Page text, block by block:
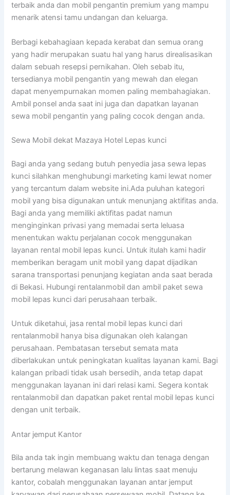
terbaik anda dan mobil pengantin premium yang mampu
menarik atensi tamu undangan dan keluarga.
Berbagi kebahagiaan kepada kerabat dan semua orang
yang hadir merupakan suatu hal yang harus direalisasikan
dalam sebuah resepsi pernikahan. Oleh sebab itu,
tersedianya mobil pengantin yang mewah dan elegan
dapat menyempurnakan momen paling membahagiakan.
Ambil ponsel anda saat ini juga dan dapatkan layanan
sewa mobil pengantin yang paling cocok dengan anda.
Sewa Mobil dekat Mazaya Hotel Lepas kunci
Bagi anda yang sedang butuh penyedia jasa sewa lepas
kunci silahkan menghubungi marketing kami lewat nomer
yang tercantum dalam website ini.Ada puluhan kategori
mobil yang bisa digunakan untuk menunjang aktifitas anda.
Bagi anda yang memiliki aktifitas padat namun
menginginkan privasi yang memadai serta leluasa
menentukan waktu perjalanan cocok menggunakan
layanan rental mobil lepas kunci. Untuk itulah kami hadir
memberikan beragam unit mobil yang dapat dijadikan
sarana transportasi penunjang kegiatan anda saat berada
di Bekasi. Hubungi rentalanmobil dan ambil paket sewa
mobil lepas kunci dari perusahaan terbaik.
Untuk diketahui, jasa rental mobil lepas kunci dari
rentalanmobil hanya bisa digunakan oleh kalangan
perusahaan. Pembatasan tersebut semata mata
diberlakukan untuk peningkatan kualitas layanan kami. Bagi
kalangan pribadi tidak usah bersedih, anda tetap dapat
menggunakan layanan ini dari relasi kami. Segera kontak
rentalanmobil dan dapatkan paket rental mobil lepas kunci
dengan unit terbaik.
Antar jemput Kantor
Bila anda tak ingin membuang waktu dan tenaga dengan
bertarung melawan keganasan lalu lintas saat menuju
kantor, cobalah menggunakan layanan antar jemput